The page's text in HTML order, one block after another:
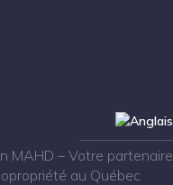
MAHD – Votre partenaire
au Québec